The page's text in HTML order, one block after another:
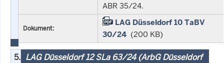
ABR 35/24.
Dokument:
LAG Düsseldorf 10 TaBV
30/24 (200 KB)
5. LAG Düsseldorf 12 SLa 63/24 (ArbG Düsseldorf